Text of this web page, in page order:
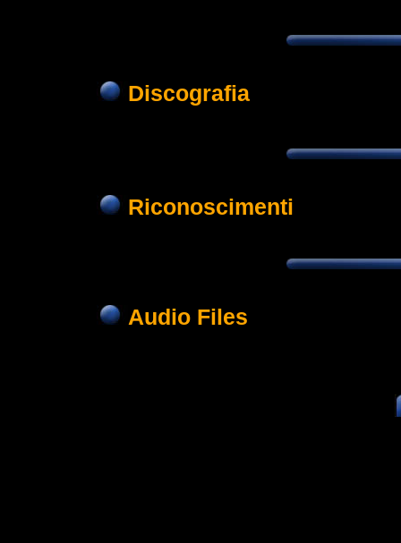
Discografia
Riconoscimenti
Audio Files